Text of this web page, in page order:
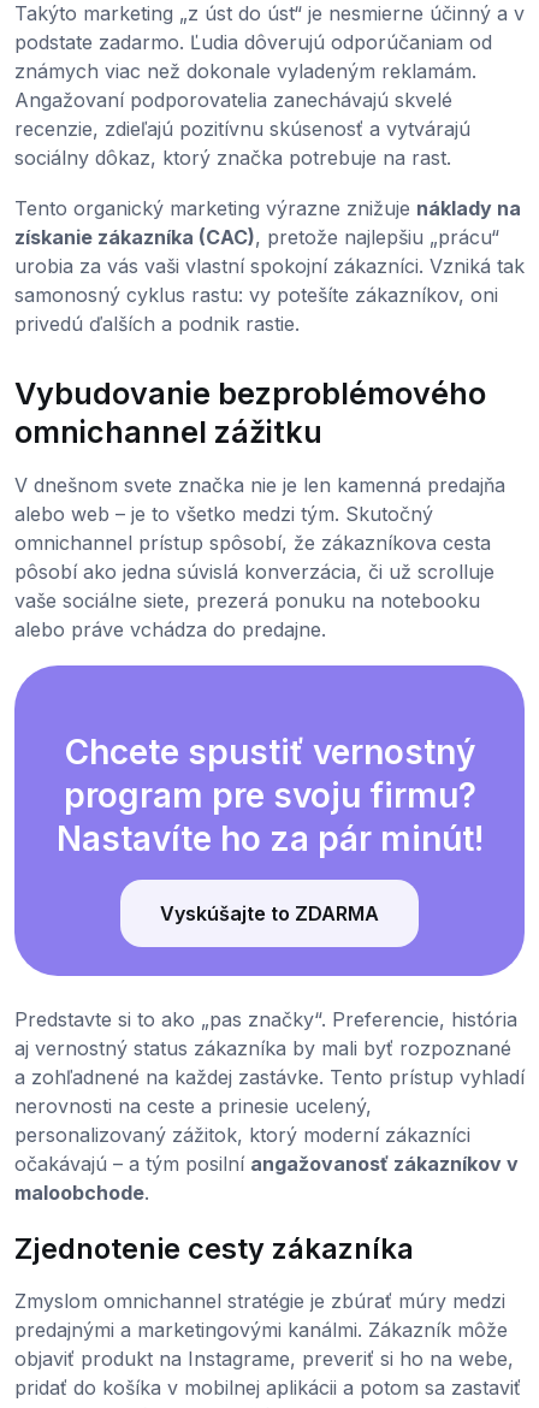
Takýto marketing „z úst do úst“ je nesmierne účinný a v
podstate zadarmo. Ľudia dôverujú odporúčaniam od
známych viac než dokonale vyladeným reklamám.
Angažovaní podporovatelia zanechávajú skvelé
recenzie, zdieľajú pozitívnu skúsenosť a vytvárajú
sociálny dôkaz, ktorý značka potrebuje na rast.
Tento organický marketing výrazne znižuje náklady na
získanie zákazníka (CAC), pretože najlepšiu „prácu“
urobia za vás vaši vlastní spokojní zákazníci. Vzniká tak
samonosný cyklus rastu: vy potešíte zákazníkov, oni
privedú ďalších a podnik rastie.
Vybudovanie bezproblémového
omnichannel zážitku
V dnešnom svete značka nie je len kamenná predajňa
alebo web – je to všetko medzi tým. Skutočný
omnichannel prístup spôsobí, že zákazníkova cesta
pôsobí ako jedna súvislá konverzácia, či už scrolluje
vaše sociálne siete, prezerá ponuku na notebooku
alebo práve vchádza do predajne.
Chcete spustiť vernostný
program pre svoju firmu?
Nastavíte ho za pár minút!
Vyskúšajte to ZDARMA
Predstavte si to ako „pas značky“. Preferencie, história
aj vernostný status zákazníka by mali byť rozpoznané
a zohľadnené na každej zastávke. Tento prístup vyhladí
nerovnosti na ceste a prinesie ucelený,
personalizovaný zážitok, ktorý moderní zákazníci
očakávajú – a tým posilní angažovanosť zákazníkov v
maloobchode.
Zjednotenie cesty zákazníka
Zmyslom omnichannel stratégie je zbúrať múry medzi
predajnými a marketingovými kanálmi. Zákazník môže
objaviť produkt na Instagrame, preveriť si ho na webe,
pridať do košíka v mobilnej aplikácii a potom sa zastaviť